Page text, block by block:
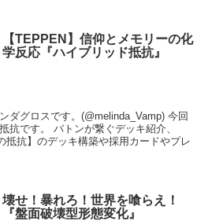
【TEPPEN】信仰とメモリーの化
学反応『ハイブリッド抵抗』
ダグロスです。(@melinda_Vamp) 今回
抗です。 バトンが繋ぐデッキ紹介、
抵抗】のデッキ構築や採用カードやプレ
壊せ！暴れろ！世界を喰らえ！
『盤面破壊型形態変化』